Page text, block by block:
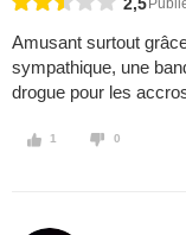
2,5
Amusant surtout
sympathique, une
drogue pour les
1 0